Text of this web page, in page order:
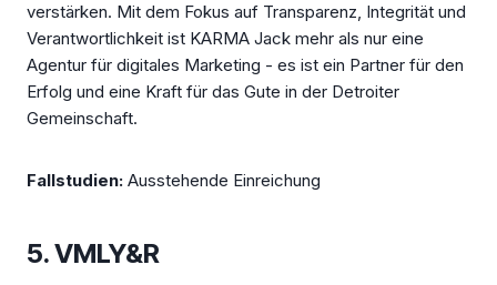
verstärken. Mit dem Fokus auf Transparenz, Integrität und
Verantwortlichkeit ist KARMA Jack mehr als nur eine
Agentur für digitales Marketing - es ist ein Partner für den
Erfolg und eine Kraft für das Gute in der Detroiter
Gemeinschaft.
Fallstudien: Ausstehende Einreichung
5. VMLY&R